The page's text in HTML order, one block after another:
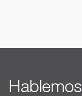
Hablemos